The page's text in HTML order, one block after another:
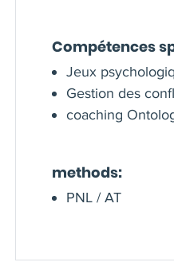
Compétences
Jeux
Gestion des
coaching
methods:
PNL / AT